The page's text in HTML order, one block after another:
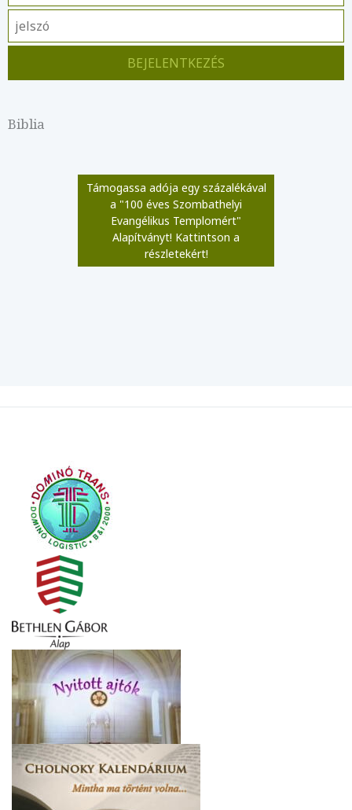
Biblia
Támogassa adója egy százalékával
a "100 éves Szombathelyi
Evangélikus Templomért"
Alapítványt! Kattintson a
részletekért!